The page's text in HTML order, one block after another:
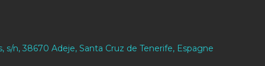
s/n, 38670 Adeje, Santa Cruz de Tenerife, Espagne